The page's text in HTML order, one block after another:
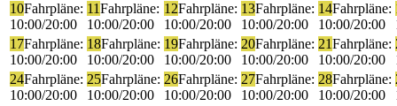
10Fahrpläne:
10:00/20:00
11Fahrpläne:
10:00/20:00
12Fahrpläne:
10:00/20:00
13Fahrpläne:
10:00/20:00
14Fahrpläne:
10:00/20:00
17Fahrpläne:
10:00/20:00
18Fahrpläne:
10:00/20:00
19Fahrpläne:
10:00/20:00
20Fahrpläne:
10:00/20:00
21Fahrpläne:
10:00/20:00
24Fahrpläne:
10:00/20:00
25Fahrpläne:
10:00/20:00
26Fahrpläne:
10:00/20:00
27Fahrpläne:
10:00/20:00
28Fahrpläne:
10:00/20:00